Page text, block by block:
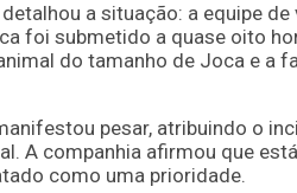
a situação: a equipe
foi submetido a quase oito
do tamanho de Joca e a
pesar, atribuindo o
A companhia afirmou que
como uma prioridade.